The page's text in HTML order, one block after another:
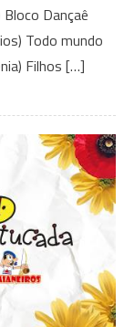
Dançaê
Todo mundo
Filhos […]